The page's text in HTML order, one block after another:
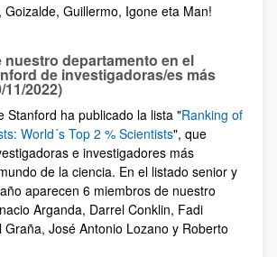
Guillermo, Igone eta Man!
nuestro departamento en el
de investigadoras/es más
2022)
Stanford ha publicado la lista "Ranking of
World´s Top 2 % Scientists", que
e investigadores más
de la ciencia. En el listado senior y
aparecen 6 miembros de nuestro
Arganda, Darrel Conklin, Fadi
Graña, José Antonio Lozano y Roberto